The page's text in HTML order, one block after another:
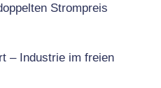
Strompreis
– Industrie im freien